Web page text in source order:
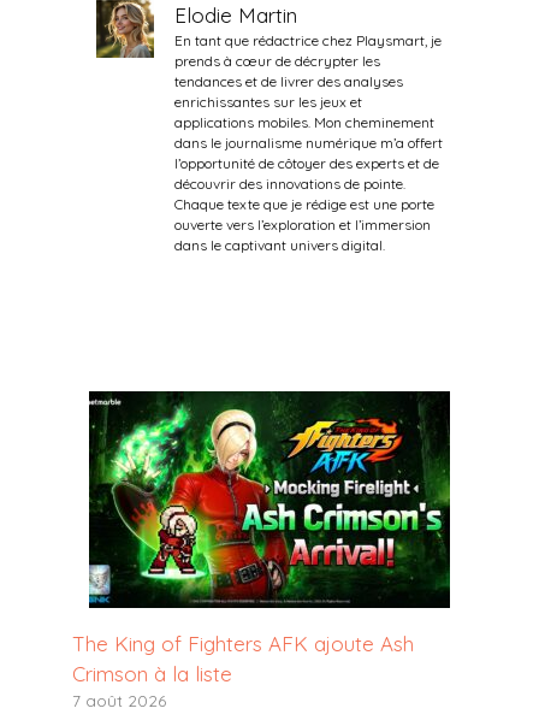
Elodie Martin
En tant que rédactrice chez Playsmart, je
prends à cœur de décrypter les
tendances et de livrer des analyses
enrichissantes sur les jeux et
applications mobiles. Mon cheminement
dans le journalisme numérique m’a offert
l’opportunité de côtoyer des experts et de
découvrir des innovations de pointe.
Chaque texte que je rédige est une porte
ouverte vers l’exploration et l’immersion
dans le captivant univers digital.
The King of Fighters AFK ajoute Ash
Crimson à la liste
7 août 2026